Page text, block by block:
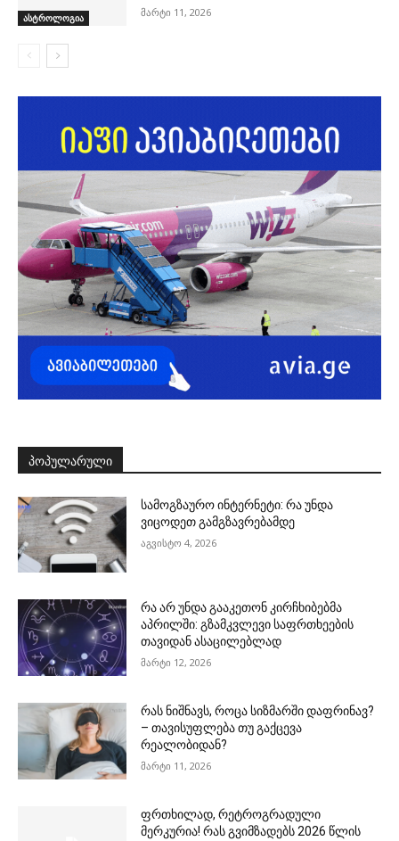
ასტროლოგია მარტი 11, 2026
ᲞᲝᲞᲣᲚᲐᲠᲣᲚᲘ
სამოგზაურო ინტერნეტი: რა უნდა
ვიცოდეთ გამგზავრებამდე
აგვისტო 4, 2026
რა არ უნდა გააკეთონ კირჩხიბებმა
აპრილში: გზამკვლევი საფრთხეების
თავიდან ასაცილებლად
მარტი 12, 2026
რას ნიშნავს, როცა სიზმარში დაფრინავ?
– თავისუფლება თუ გაქცევა
რეალობიდან?
მარტი 11, 2026
ფრთხილად, რეტროგრადული
მერკურია! რას გვიმზადებს 2026 წლის